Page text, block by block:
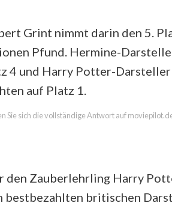
Grint nimmt darin den 5.
Pfund. Hermine-
4 und Harry Potter-
auf Platz 1.
Sie sich die vollständige Antwort auf
den Zauberlehrling Harry
bestbezahlten britischen